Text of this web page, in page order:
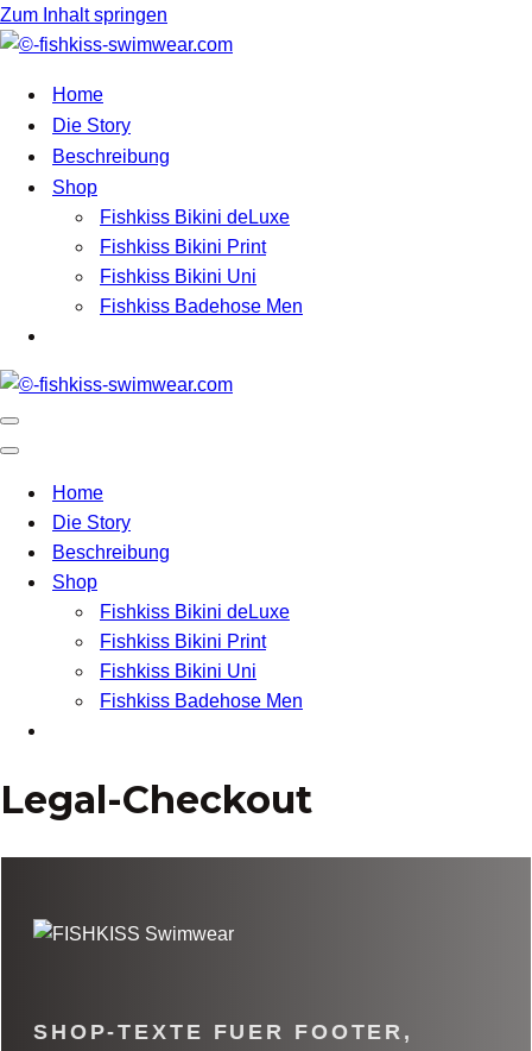
Zum Inhalt springen
Home
Die Story
Beschreibung
Shop
Fishkiss Bikini deLuxe
Fishkiss Bikini Print
Fishkiss Bikini Uni
Fishkiss Badehose Men
Navigationsmenü
Navigationsmenü
Home
Die Story
Beschreibung
Shop
Fishkiss Bikini deLuxe
Fishkiss Bikini Print
Fishkiss Bikini Uni
Fishkiss Badehose Men
Legal-Checkout
SHOP-TEXTE FUER FOOTER,